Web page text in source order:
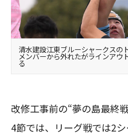
清水建設江東ブルーシャークスの
メンバーから外れたがラインアウ
る
改修工事前の“夢の島最終
4節では、リーグ戦では2